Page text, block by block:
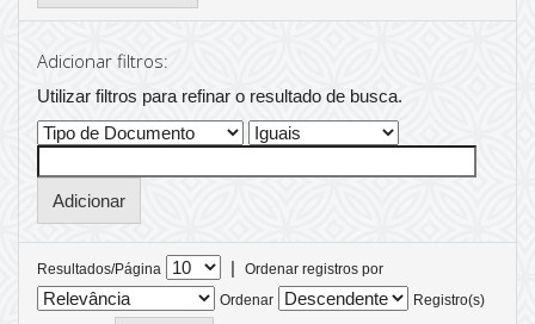
Adicionar filtros:
Utilizar filtros para refinar o resultado de busca.
Resultados/Página |
Ordenar registros por
Ordenar
Registro(s)